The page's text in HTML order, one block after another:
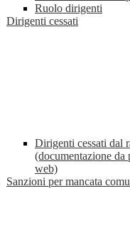
Ruolo dirigenti
Dirigenti cessati
Dirigenti cessati dal
(documentazione da
web)
Sanzioni per mancata